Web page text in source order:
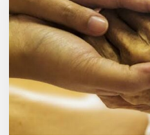
qualcosa.